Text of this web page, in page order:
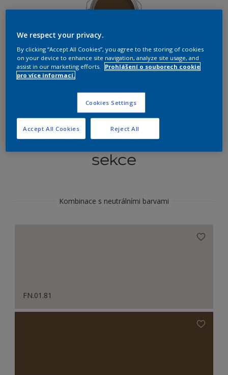
Najít výrobek v tomto odstínu
Koordinovat barevné
sekce
Kombinace s neutrálními barvami
FN.01.81
We respect your privacy.
By clicking “Accept All Cookies”, you agree to the storing of cookies
on your device to enhance site navigation, analyze site usage, and
assist in our marketing efforts.
Prohlášení o souborech cookie
pro více informací.
Cookies Settings
Reject All
Accept All Cookies